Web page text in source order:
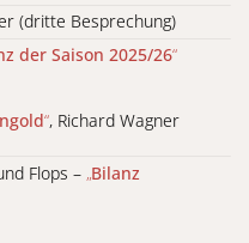
(dritte Besprechung)
der Saison 2025/26“
“, Richard Wagner
Flops – „Bilanz